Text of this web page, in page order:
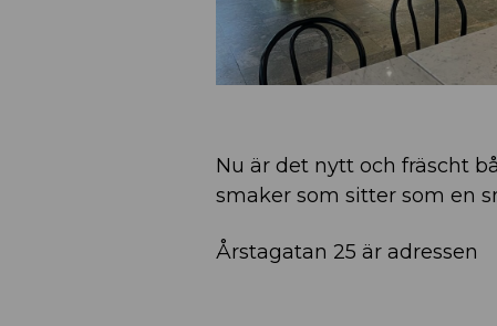
Nu är det nytt och fräscht
smaker som sitter som en
Årstagatan 25 är adressen